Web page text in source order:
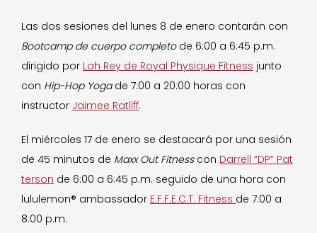
Las dos sesiones del lunes 8 de enero contarán con
Bootcamp de cuerpo completode 6:00 a 6:45 p.m.
dirigido por Lah Rey de Royal Physique Fitness junto
con Hip-Hop Yogade 7:00 a 20:00 horas con
instructor Jaimee Ratliff.
El miércoles 17 de enero se destacará por una sesión
de 45 minutos de Maxx Out Fitness con Darrell “DP” Pat
terson de 6:00 a 6:45 p.m. seguido de una hora con
lululemon® ambassador E.F.F.E.C.T. Fitness de 7:00 a
8:00 p.m.